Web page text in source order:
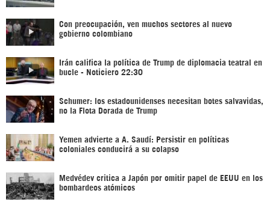
Con preocupación, ven muchos sectores al nuevo
gobierno colombiano
Irán califica la política de Trump de diplomacia teatral en
bucle - Noticiero 22:30
Schumer: los estadounidenses necesitan botes salvavidas,
no la Flota Dorada de Trump
Yemen advierte a A. Saudí: Persistir en políticas
coloniales conducirá a su colapso
Medvédev critica a Japón por omitir papel de EEUU en los
bombardeos atómicos